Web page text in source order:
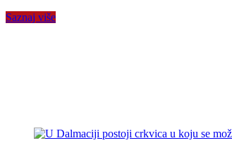
Saznaj više